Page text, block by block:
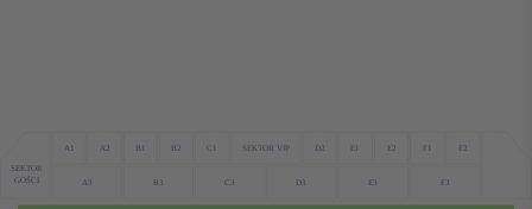
F3
F2
F1
E2
E1
D2
E3
D3
C3
B3
A3
A1 A2 B1 B2 C1
SEKTOR
GOŚCI
SEKTOR VIP